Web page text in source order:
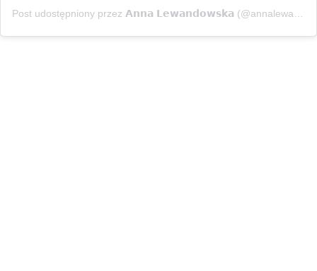
Post udostępniony przez 𝗔𝗻𝗻𝗮 𝗟𝗲𝘄𝗮𝗻𝗱𝗼𝘄𝘀𝗸𝗮 (@annalewandowskahpba)